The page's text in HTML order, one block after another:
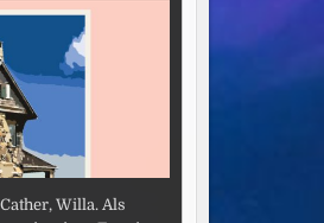
Willa. Als